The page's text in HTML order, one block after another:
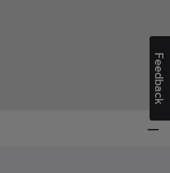
Feedback